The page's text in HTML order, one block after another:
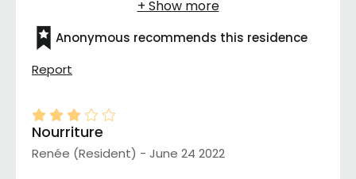
plus longtemps que je pourrai.
Anonymous recommends this residence
Report
Nourriture
Renée (Resident) - June 24 2022